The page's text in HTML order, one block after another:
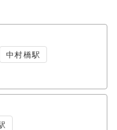
中村橋駅